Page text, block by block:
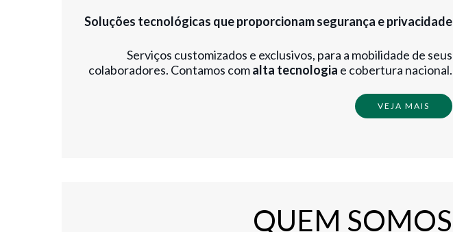
Soluções tecnológicas que proporcionam segurança e privacidade
Serviços customizados e exclusivos, para a mobilidade de seus
colaboradores. Contamos comalta tecnologia e cobertura nacional.
VEJA MAIS
QUEM SOMOS